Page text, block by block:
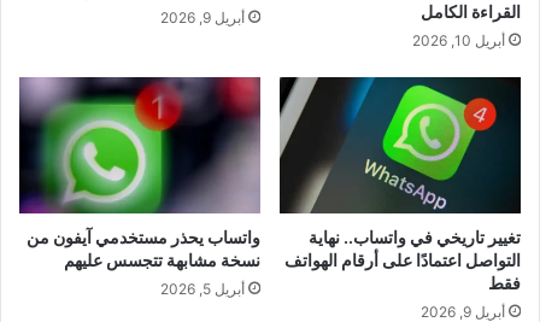
القراءة الكامل
أبريل 10, 2026
أبريل 9, 2026
تغيير تاريخي في واتساب.. نهاية
التواصل اعتمادًا على أرقام الهواتف
فقط
أبريل 9, 2026
واتساب يحذر مستخدمي آيفون من
نسخة مشابهة تتجسس عليهم
أبريل 5, 2026